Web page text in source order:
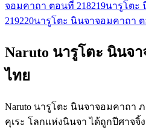
จอมคาถา ตอนที่ 218219นารูโตะ
219220นารูโตะ นินจาจอมคาถา
Naruto นารูโตะ นินจ
ไทย
Naruto นารูโตะ นินจาจอมคาถา
คุเระ โลกแห่งนินจา ได้ถูกปีศาจจิ้